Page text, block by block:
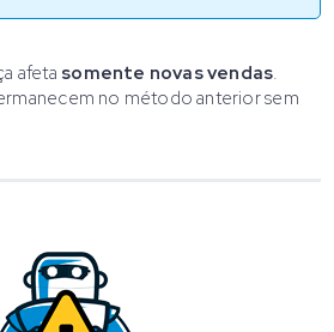
afeta somente novas vendas.
no método anterior sem